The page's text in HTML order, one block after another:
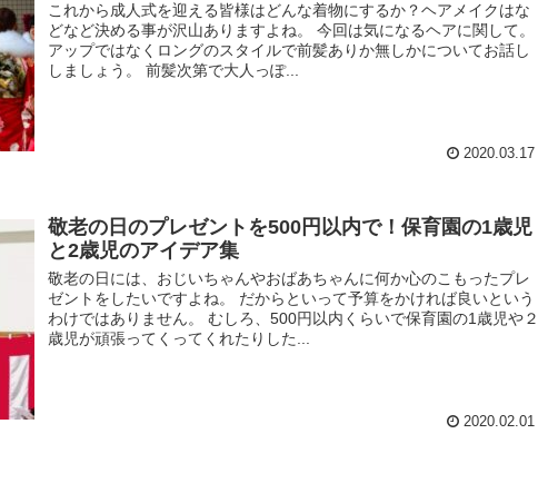
これから成人式を迎える皆様はどんな着物にするか？ヘアメイクはな
どなど決める事が沢山ありますよね。 今回は気になるヘアに関して。
アップではなくロングのスタイルで前髪ありか無しかについてお話し
しましょう。 前髪次第で大人っぽ...
2020.03.17
敬老の日のプレゼントを500円以内で！保育園の1歳児
と2歳児のアイデア集
敬老の日には、おじいちゃんやおばあちゃんに何か心のこもったプレ
ゼントをしたいですよね。 だからといって予算をかければ良いという
わけではありません。 むしろ、500円以内くらいで保育園の1歳児や２
歳児が頑張ってくってくれたりした...
2020.02.01